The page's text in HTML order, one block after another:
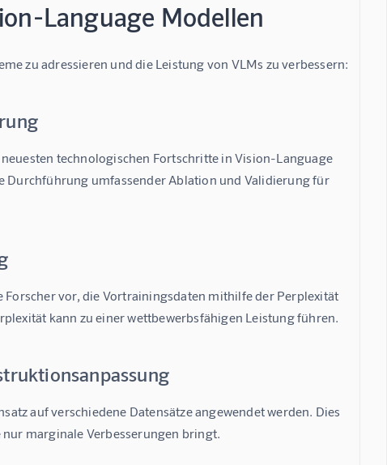
Language Modellen
zu adressieren und die Leistung von VLMs zu verbessern:
technologischen Fortschritte in Vision-Language
Durchführung umfassender Ablation und Validierung für
vor, die Vortrainingsdaten mithilfe der Perplexität
kann zu einer wettbewerbsfähigen Leistung führen.
auf verschiedene Datensätze angewendet werden. Dies
marginale Verbesserungen bringt.